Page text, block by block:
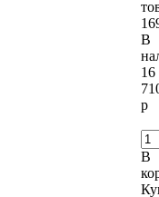
В
16
р
В